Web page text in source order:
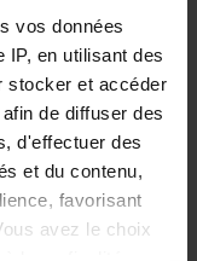
vos données
IP, en utilisant des
stocker et accéder
de diffuser des
d'effectuer des
et du contenu,
favorisant
avez le choix
:
d’un
circulation),
poudre
dépend
et